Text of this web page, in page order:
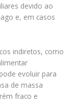
devido ao
e, em casos
indiretos, como
evoluir para
de massa
fraco e